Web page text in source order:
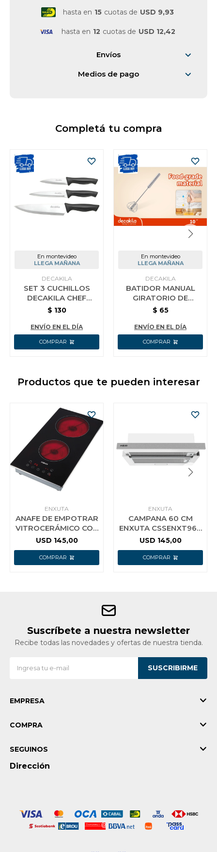
hasta en 15 cuotas de USD 9,93
hasta en 12 cuotas de USD 12,42
Envíos
Medios de pago
Completá tu compra
En montevideo
LLEGA MAÑANA
DECAKILA
SET 3 CUCHILLOS
DECAKILA CHEF
COCINA MANGO
$ 130
ENVÍO EN EL DÍA
En montevideo
LLEGA MAÑANA
DECAKILA
BATIDOR MANUAL
GIRATORIO DE
COCINA AC INOX
$ 65
ENVÍO EN EL DÍA
Productos que te pueden interesar
ENXUTA
ANAFE DE EMPOTRAR
VITROCERÁMICO CON
2 HORNALLAS
USD 145,00
ENXUTA
CAMPANA 60 CM
ENXUTA CSSENXT960
TELESCOPICA
USD 145,00
Suscríbete a nuestra newsletter
Recibe todas las novedades y ofertas de nuestra tienda.
SUSCRIBIRME
EMPRESA
COMPRA
Dirección
SEGUINOS